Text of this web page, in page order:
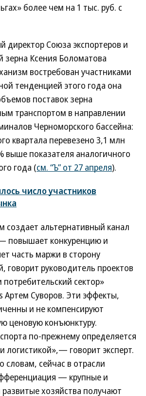
более чем на 1 тыс. руб. с
директор Союза экспортеров и
зерна Ксения Боломатова
востребован участниками
тенденцией этого года она
поставок зерна
транспортом в направлении
Черноморского бассейна:
квартала перевезено 3,1 млн
выше показателя аналогичного
года (см. “Ъ” от 27 апреля).
число участников
создает альтернативный канал
повышает конкуренцию и
часть маржи в сторону
говорит руководитель проектов
сектор»
Артем Суворов. Эти эффекты,
и не компенсируют
ценовую конъюнктуру.
по-прежнему определяется
логистикой»,— говорит эксперт.
словам, сейчас в отрасли
— крупные и
развитые хозяйства получают